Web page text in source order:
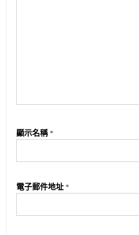
顯示名稱 *
電子郵件地址 *